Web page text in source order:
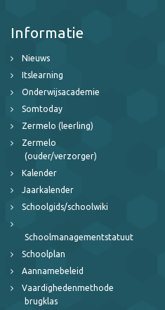
Informatie
Nieuws
Itslearning
Onderwijsacademie
Somtoday
Zermelo (leerling)
Zermelo
(ouder/verzorger)
Kalender
Jaarkalender
Schoolgids/schoolwiki
Schoolmanagementstatuut
Schoolplan
Aannamebeleid
Vaardighedenmethode
brugklas